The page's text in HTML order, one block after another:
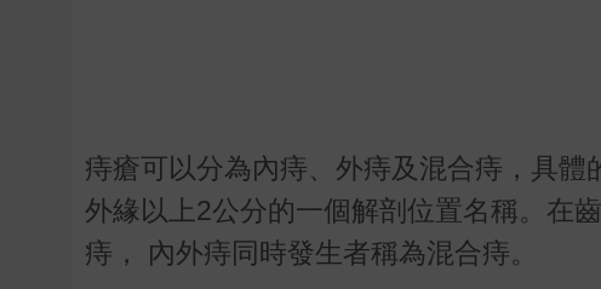
痔瘡可以分為內痔、外痔及混合痔，具
外緣以上2公分的一個解剖位置名稱。在
痔， 內外痔同時發生者稱為混合痔。